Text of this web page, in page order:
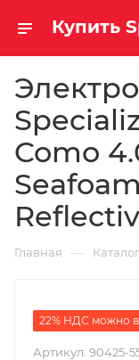
Como
Главная — Каталог
22% НДС можно
Артикул: 90425-